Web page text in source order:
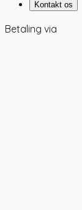
Kontakt os
Betaling via